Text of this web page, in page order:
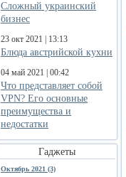
Сложный украинский
бизнес
23 окт 2021 | 13:13
Блюда австрийской кухни
04 май 2021 | 00:42
Что представляет собой
VPN? Его основные
преимущества и
недостатки
Гаджеты
Октябрь 2021 (3)